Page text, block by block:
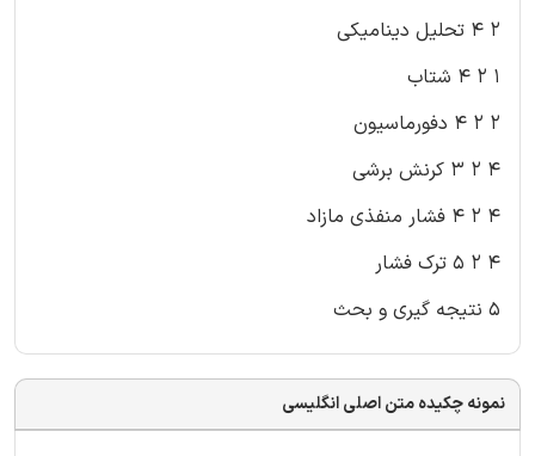
۲ ۴ تحلیل دینامیکی
۱ ۲ ۴ شتاب
۲ ۲ ۴ دفورماسیون
۴ ۲ ۳ کرنش برشی
۴ ۲ ۴ فشار منفذی مازاد
۴ ۲ ۵ ترک فشار
۵ نتیجه گیری و بحث
نمونه چکیده متن اصلی انگلیسی